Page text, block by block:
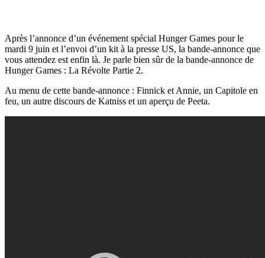
Après l’annonce d’un événement spécial Hunger Games pour le
mardi 9 juin et l’envoi d’un kit à la presse US, la bande-annonce que
vous attendez est enfin là. Je parle bien sûr de la bande-annonce de
Hunger Games : La Révolte Partie 2.
Au menu de cette bande-annonce : Finnick et Annie, un Capitole en
feu, un autre discours de Katniss et un aperçu de Peeta.